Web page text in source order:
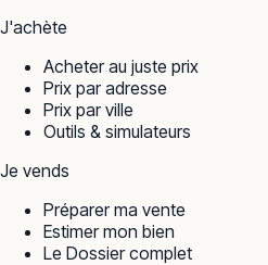
J'achète
Acheter au juste prix
Prix par adresse
Prix par ville
Outils & simulateurs
Je vends
Préparer ma vente
Estimer mon bien
Le Dossier complet